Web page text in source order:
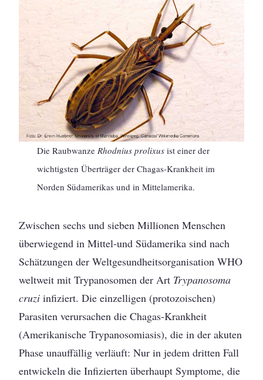
Die Raubwanze Rhodnius prolixus ist einer der
wichtigsten Überträger der Chagas-Krankheit im
Norden Südamerikas und in Mittelamerika.
Zwischen sechs und sieben Millionen Menschen
überwiegend in Mittel-und Südamerika sind nach
Schätzungen der Weltgesundheitsorganisation WHO
weltweit mit Trypanosomen der Art Trypanosoma
cruzi infiziert. Die einzelligen (protozoischen)
Parasiten verursachen die Chagas-Krankheit
(Amerikanische Trypanosomiasis), die in der akuten
Phase unauffällig verläuft: Nur in jedem dritten Fall
entwickeln die Infizierten überhaupt Symptome, die